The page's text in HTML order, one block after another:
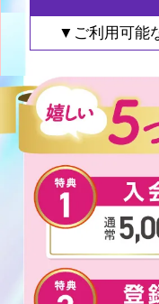
▼ご利用可能